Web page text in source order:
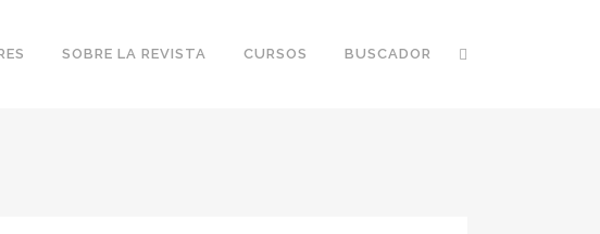
SOBRE LA REVISTA CURSOS BUSCADOR